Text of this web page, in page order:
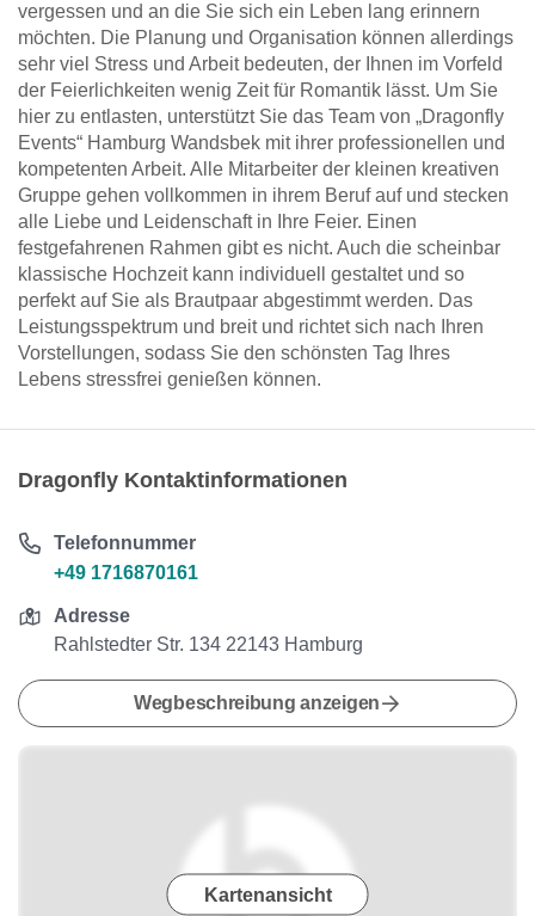
vergessen und an die Sie sich ein Leben lang erinnern
möchten. Die Planung und Organisation können allerdings
sehr viel Stress und Arbeit bedeuten, der Ihnen im Vorfeld
der Feierlichkeiten wenig Zeit für Romantik lässt. Um Sie
hier zu entlasten, unterstützt Sie das Team von „Dragonfly
Events“ Hamburg Wandsbek mit ihrer professionellen und
kompetenten Arbeit. Alle Mitarbeiter der kleinen kreativen
Gruppe gehen vollkommen in ihrem Beruf auf und stecken
alle Liebe und Leidenschaft in Ihre Feier. Einen
festgefahrenen Rahmen gibt es nicht. Auch die scheinbar
klassische Hochzeit kann individuell gestaltet und so
perfekt auf Sie als Brautpaar abgestimmt werden. Das
Leistungsspektrum und breit und richtet sich nach Ihren
Vorstellungen, sodass Sie den schönsten Tag Ihres
Lebens stressfrei genießen können.
Dragonfly Kontaktinformationen
Telefonnummer
+49 1716870161
Adresse
Rahlstedter Str. 134 22143 Hamburg
Wegbeschreibung anzeigen
Kartenansicht